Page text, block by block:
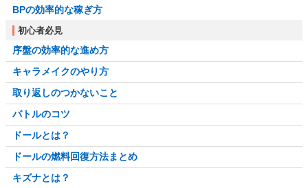
BPの効率的な稼ぎ方
初心者必見
序盤の効率的な進め方
キャラメイクのやり方
取り返しのつかないこと
バトルのコツ
ドールとは？
ドールの燃料回復方法まとめ
キズナとは？